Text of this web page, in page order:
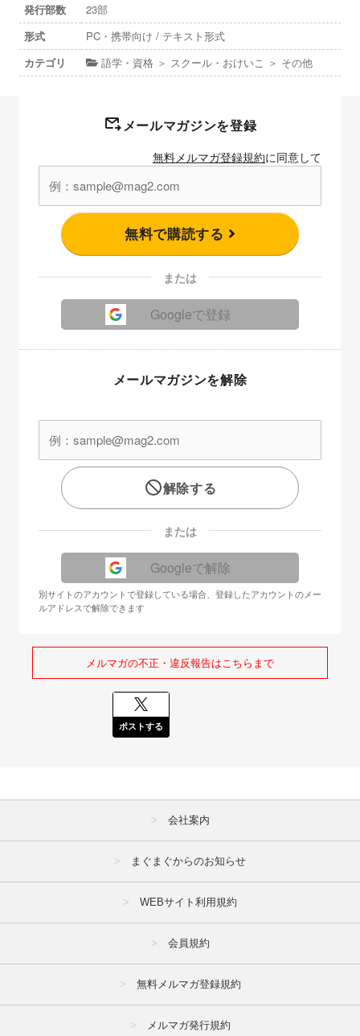
発行部数
23部
形式
PC・携帯向け / テキスト形式
カテゴリ
語学・資格 ＞ スクール・おけいこ ＞ その他
メールマガジンを登録
無料メルマガ登録規約に同意して
無料で購読する
または
Googleで登録
メールマガジンを解除
解除する
または
Googleで解除
別サイトのアカウントで登録している場合、登録したアカウントのメー
ルアドレスで解除できます
メルマガの不正・違反報告はこちらまで
ポストする
会社案内
まぐまぐからのお知らせ
WEBサイト利用規約
会員規約
無料メルマガ登録規約
メルマガ発行規約